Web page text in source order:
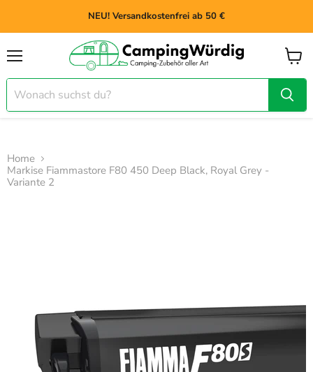
NEU! Versandkostenfrei ab 50 €
Home
Markise Fiammastore F80 450 Deep Black, Royal Grey -
Variante 2